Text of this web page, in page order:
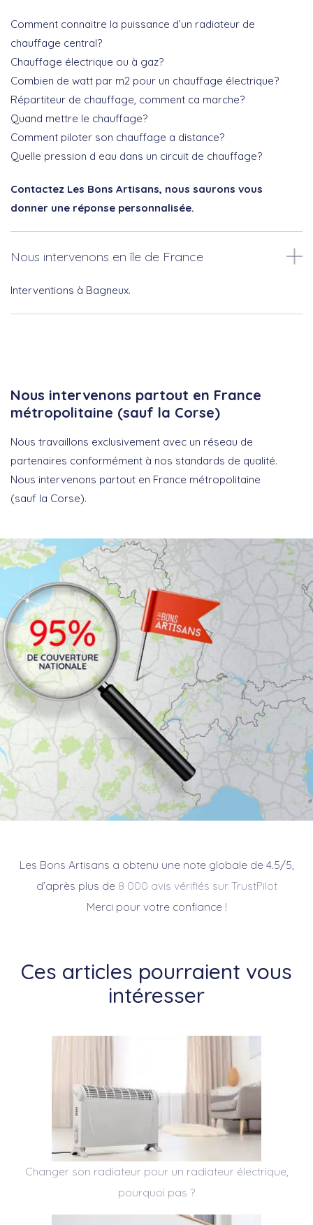
Comment connaitre la puissance d’un radiateur de
chauffage central?
Chauffage électrique ou à gaz?
Combien de watt par m2 pour un chauffage électrique?
Répartiteur de chauffage, comment ca marche?
Quand mettre le chauffage?
Comment piloter son chauffage a distance?
Quelle pression d eau dans un circuit de chauffage?
Contactez Les Bons Artisans, nous saurons vous
donner une réponse personnalisée.
Nous intervenons en île de France
Interventions à Bagneux.
Nous intervenons partout en France
métropolitaine (sauf la Corse)
Nous travaillons exclusivement avec un réseau de
partenaires conformément à nos standards de qualité.
Nous intervenons partout en France métropolitaine
(sauf la Corse).
Les Bons Artisans a obtenu une note globale de 4.5/5,
d’après plus de 8 000 avis vérifiés sur TrustPilot
Merci pour votre confiance !
Ces articles pourraient vous
intéresser
Changer son radiateur pour un radiateur électrique,
pourquoi pas ?